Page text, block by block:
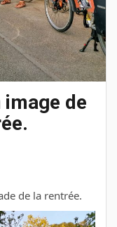
de
de la rentrée.